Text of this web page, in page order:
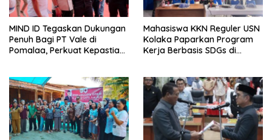
MIND ID Tegaskan Dukungan
Penuh Bagi PT Vale di
Pomalaa, Perkuat Kepastian
Mahasiswa KKN Reguler USN
Kolaka Paparkan Program
Kerja Berbasis SDGs di